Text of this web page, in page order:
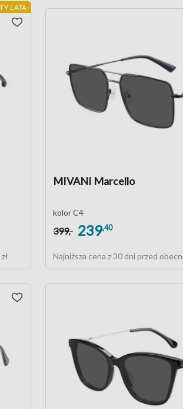
LATA
MIVANI Marcello
kolor C4
399,- 239,40
Najniższa cena z 30 dni przed